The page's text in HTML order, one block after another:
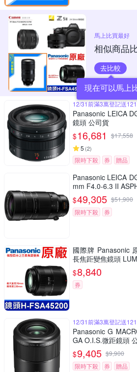
馬上比買最好
相似商品
去比較
現在可以馬上
12/31前滿3萬登記送
Panasonic LEICA
鏡頭 公司貨
$16,681 $17,558
5 (2)
限時下殺 券 贈品
Panasonic LEICA
mm F4.0-6.3 II
焦鏡頭 公司貨 H-
$49,305 $51,900
限時下殺
券
國際牌 Panasonic
長焦距變焦鏡頭
單眼鏡頭 相機
$8,840
券
12/31前滿3萬登記送
Panasonic G
GA O.I.S.微距鏡頭
$9,405 $9,900
限時下殺
券 贈品